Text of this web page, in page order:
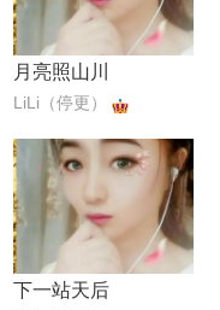
月亮照山川
LiLi（停更）
下一站天后